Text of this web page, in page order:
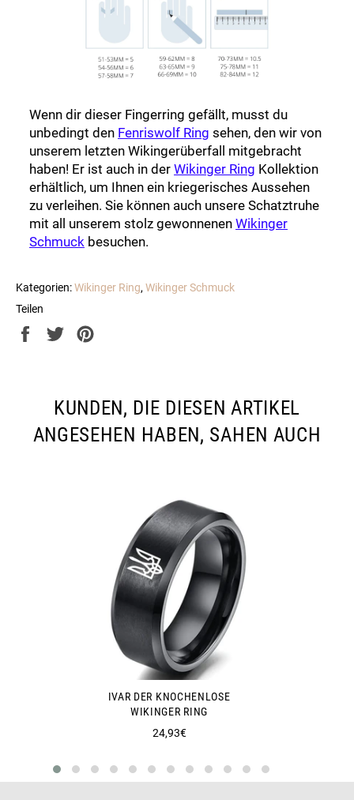
Wenn dir dieser Fingerring gefällt, musst du
unbedingt den Fenriswolf Ring sehen, den wir von
unserem letzten Wikingerüberfall mitgebracht
haben! Er ist auch in der Wikinger Ring Kollektion
erhältlich, um Ihnen ein kriegerisches Aussehen
zu verleihen. Sie können auch unsere Schatztruhe
mit all unserem stolz gewonnenen Wikinger
Schmuck besuchen.
Kategorien:Wikinger Ring, Wikinger Schmuck
Teilen
Auf
Auf
KUNDEN, DIE DIESEN ARTIKEL
ANGESEHEN HABEN, SAHEN AUCH
IVAR DER KNOCHENLOSE
WIKINGER RING
Normaler
24,93€